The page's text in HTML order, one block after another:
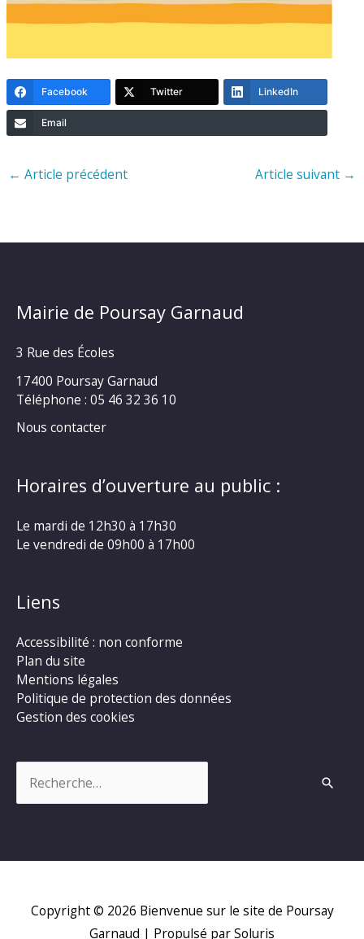
Facebook Twitter LinkedIn
Email
← Article précédent Article suivant →
Mairie de Poursay Garnaud
3 Rue des Écoles
17400 Poursay Garnaud
Téléphone : 05 46 32 36 10
Nous contacter
Horaires d’ouverture au public :
Le mardi de 12h30 à 17h30
Le vendredi de 09h00 à 17h00
Liens
Accessibilité : non conforme
Plan du site
Mentions légales
Politique de protection des données
Gestion des cookies
Copyright © 2026 Bienvenue sur le site de Poursay
Garnaud | Propulsé par Soluris